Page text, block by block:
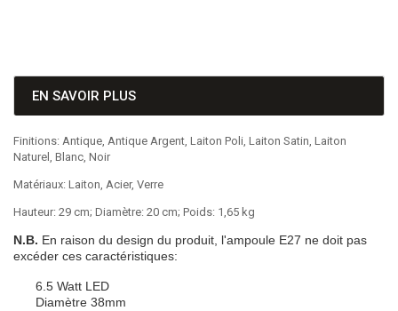
EN SAVOIR PLUS
Finitions: Antique, Antique Argent, Laiton Poli, Laiton Satin, Laiton
Naturel, Blanc, Noir
Matériaux: Laiton, Acier, Verre
Hauteur: 29 cm; Diamètre: 20 cm; Poids: 1,65 kg
N.B. En raison du design du produit, l'ampoule E27 ne doit pas
excéder ces caractéristiques:
6.5 Watt LED
Diamètre 38mm